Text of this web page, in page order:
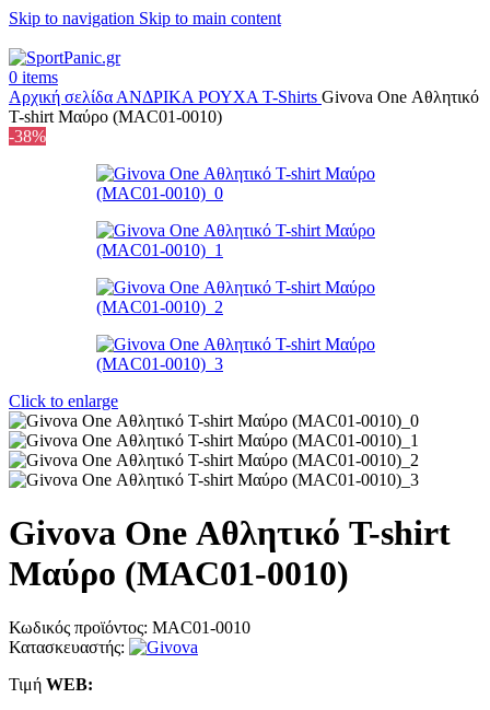
Skip to navigation Skip to main content
0 items
Αρχική σελίδα ΑΝΔΡΙΚΑ ΡΟΥΧΑ T-Shirts Givova One Αθλητικό
T-shirt Μαύρο (MAC01-0010)
-38%
Click to enlarge
Givova One Αθλητικό T-shirt
Μαύρο (MAC01-0010)
Κωδικός προϊόντος: MAC01-0010
Κατασκευαστής:
Τιμή WΕΒ: